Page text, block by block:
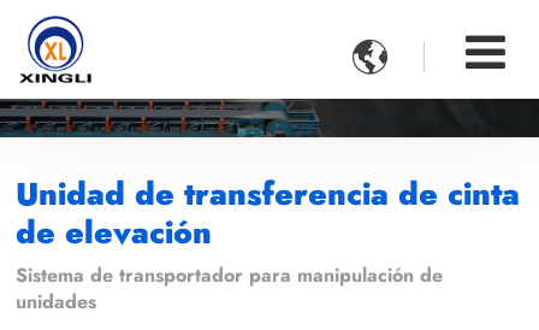

Unidad de transferencia de cinta
de elevación
Sistema de transportador para manipulación de
unidades